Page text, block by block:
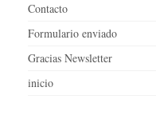
Contacto
Formulario enviado
Gracias Newsletter
inicio